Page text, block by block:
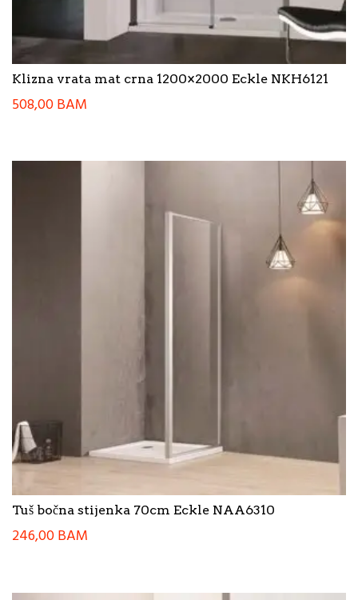
Klizna vrata mat crna 1200×2000 Eckle NKH6121
508,00BAM
Tuš bočna stijenka 70cm Eckle NAA6310
246,00BAM